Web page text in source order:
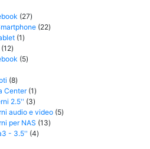
2727
prodotti
2222
11
1212
prodotti
55
88
prodotti
Center 11
prodotto
2.5'' 33
prodotti
audio e video 55
per NAS 1313
- 3.5'' 44